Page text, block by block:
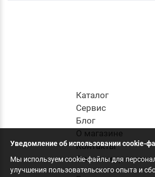
Каталог
Cервис
Блог
О магазине
Контакты
Оплата и доставка
Уведомление об использовании cookie-
Мы используем cookie-файлы для
улучшения пользовательского опыта и